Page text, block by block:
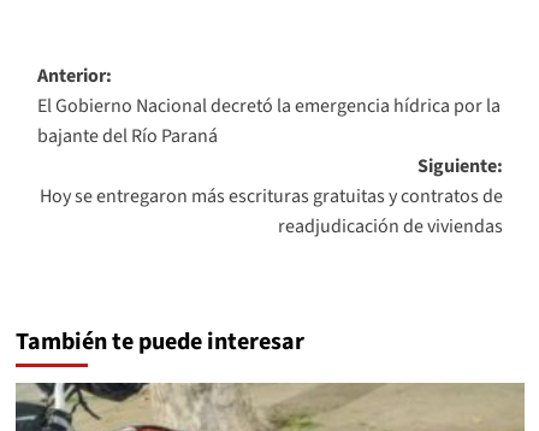
Navegación
de
entradas
Anterior:
El Gobierno Nacional decretó la emergencia hídrica por la
bajante del Río Paraná
Siguiente:
Hoy se entregaron más escrituras gratuitas y contratos de
readjudicación de viviendas
También te puede interesar